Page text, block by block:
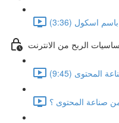
اسكول (3:36)
الربح من الانترنت
المحتوى (9:45)